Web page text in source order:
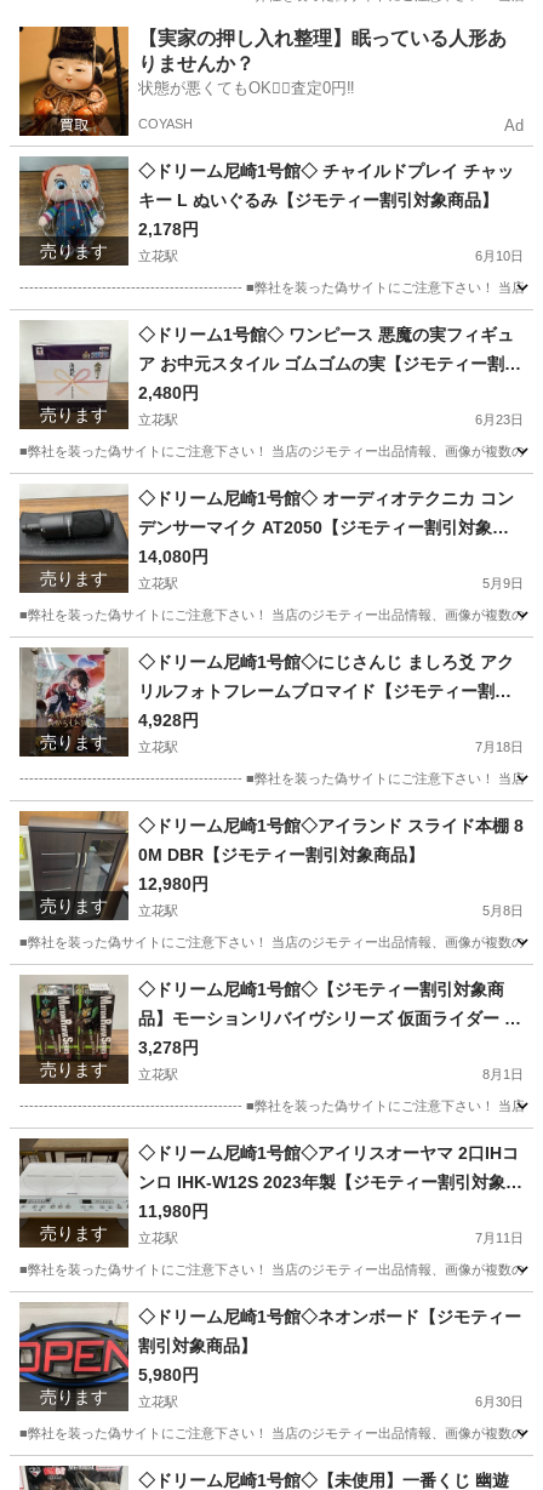
兵庫 尼崎市 立花駅 その他 life
【実家の押し入れ整理】眠っている人形あ
りませんか？
状態が悪くてもOK🙆‍♀️査定0円‼️
COYASH Ad
売ります
◇ドリーム尼崎1号館◇ チャイルドプレイ チャッ
キー L ぬいぐるみ【ジモティー割引対象商品】
2,178円
立花駅 6月10日
---------------------------------------------- ■弊社を装った偽サイトにご注意下さい！ 当店の
兵庫 尼崎市 立花駅 おもちゃ
売ります
◇ドリーム1号館◇ ワンピース 悪魔の実フィギュ
ア お中元スタイル ゴムゴムの実【ジモティー割引
対象商品】
2,480円
立花駅 6月23日
■弊社を装った偽サイトにご注意下さい！ 当店のジモティー出品情報、画像が複数の
兵庫 尼崎市 立花駅 フィギュア 悪魔の実
売ります
◇ドリーム尼崎1号館◇ オーディオテクニカ コン
デンサーマイク AT2050【ジモティー割引対象商
品】
14,080円
立花駅 5月9日
■弊社を装った偽サイトにご注意下さい！ 当店のジモティー出品情報、画像が複数の
兵庫 尼崎市 立花駅 オーディオ ドリーム
売ります
◇ドリーム尼崎1号館◇にじさんじ ましろ爻 アク
リルフォトフレームブロマイド【ジモティー割引
対象商品】
4,928円
立花駅 7月18日
---------------------------------------------- ■弊社を装った偽サイトにご注意下さい！ 当店の
兵庫 尼崎市 立花駅 その他 にじさんじ
売ります
◇ドリーム尼崎1号館◇アイランド スライド本棚 8
0M DBR【ジモティー割引対象商品】
12,980円
立花駅 5月8日
■弊社を装った偽サイトにご注意下さい！ 当店のジモティー出品情報、画像が複数の
兵庫 尼崎市 立花駅 収納家具
売ります
◇ドリーム尼崎1号館◇【ジモティー割引対象商
品】モーションリバイヴシリーズ 仮面ライダー 2
7種•8個セット
3,278円
立花駅 8月1日
---------------------------------------------- ■弊社を装った偽サイトにご注意下さい！ 当店の
兵庫 尼崎市 立花駅 フィギュア 仮面ライダー
売ります
◇ドリーム尼崎1号館◇アイリスオーヤマ 2口IHコ
ンロ IHK-W12S 2023年製【ジモティー割引対象商
品】
11,980円
立花駅 7月11日
■弊社を装った偽サイトにご注意下さい！ 当店のジモティー出品情報、画像が複数の
兵庫 尼崎市 立花駅 キッチン家電 ドリーム
売ります
◇ドリーム尼崎1号館◇ネオンボード【ジモティー
割引対象商品】
5,980円
立花駅 6月30日
■弊社を装った偽サイトにご注意下さい！ 当店のジモティー出品情報、画像が複数の
兵庫 尼崎市 立花駅 インテリア雑貨/小物 ドリーム
◇ドリーム尼崎1号館◇【未使用】一番くじ 幽遊